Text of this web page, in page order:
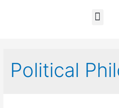
Political